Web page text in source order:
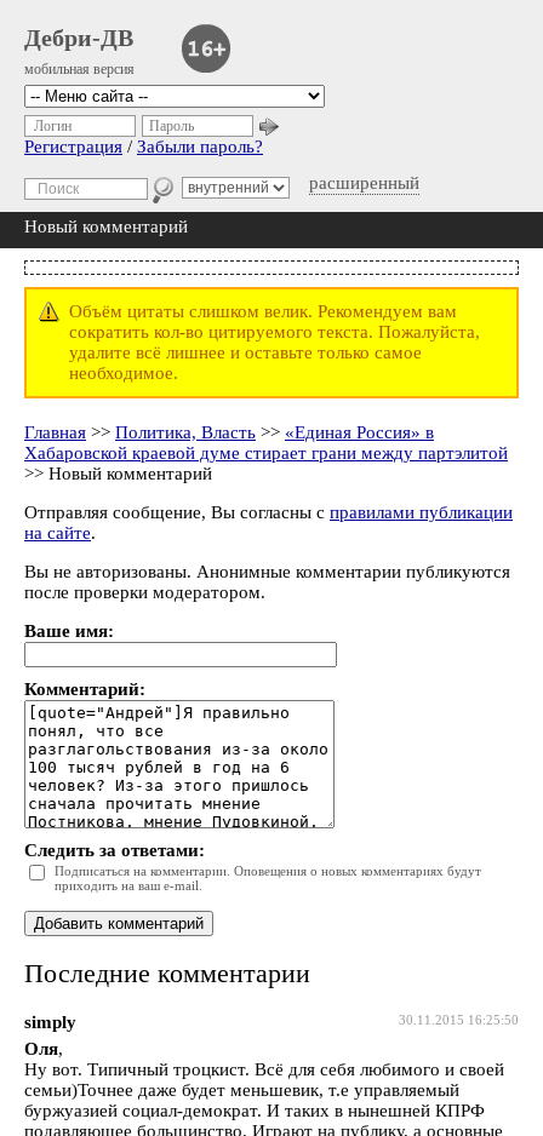
Дебри-ДВ
мобильная версия
расширенный
Логин Пароль
Регистрация / Забыли пароль?
Новый комментарий
Объём цитаты слишком велик. Рекомендуем вам
сократить кол-во цитируемого текста. Пожалуйста,
удалите всё лишнее и оставьте только самое
необходимое.
Главная >> Политика, Власть >> «Единая Россия» в
Хабаровской краевой думе стирает грани между партэлитой
>> Новый комментарий
Отправляя сообщение, Вы согласны с правилами публикации
на сайте.
Вы не авторизованы. Анонимные комментарии публикуются
после проверки модератором.
Ваше имя:
Комментарий:
Следить за ответами:
Подписаться на комментарии. Оповещения о новых комментариях будут
приходить на ваш e-mail.
Последние комментарии
30.11.2015 16:25:50
simply
Оля,
Ну вот. Типичный троцкист. Всё для себя любимого и своей
семьи)Точнее даже будет меньшевик, т.е управляемый
буржуазией социал-демократ. И таких в нынешней КПРФ
подавляющее большинство. Играют на публику, а основные